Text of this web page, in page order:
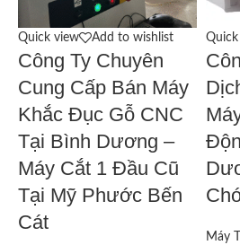
Quick view Add to wishlist
Công Ty Chuyên
Cung Cấp Bán Máy
Khắc Đục Gỗ CNC
Tại Bình Dương –
Máy Cắt 1 Đầu Cũ
Tại Mỹ Phước Bến
Cát
Máy